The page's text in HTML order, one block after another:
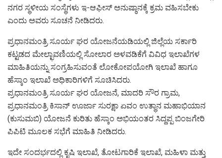
ನಗರ ಸ್ಥಳೀಯ ಸಂಸ್ಥೆಗಳು ಇ-ಆಫೀಸ್ ಅನುಷ್ಠಾನಕ್ಕೆ ಕ್ರಮ ವಹಿಸಬೇಕು
ಎಂದು ಅವರು ಸೂಚನೆ ನೀಡಿದರು.
ಪ್ರಧಾನಮಂತ್ರಿ ಸೂರ್ಯ ಘರ ಯೋಜನೆಯಡಿಯಲ್ಲಿ ಜಿಲ್ಲೆಯ ಸರ್ಕಾರಿ
ಕಟ್ಟಡದ ಮೇಲ್ಛಾವಣಿಯಲ್ಲಿ ಸೋಲಾರ ಅಳವಡಿಕೆಗೆ ವಿವಿಧ ಇಲಾಖೆಗಳ
ಮಾಹಿತಿಯನ್ನು ಸಂಗ್ರಹಿಸುವಂತೆ ಲೋಕೋಪಯೋಗಿ ಇಲಾಖೆ ಹಾಗೂ
ಹೆಸ್ಕಾಂ ಇಲಾಖೆ ಅಧಿಕಾರಿಗಳಿಗೆ ಸೂಚಿಸಿದರು.
ಪ್ರಧಾನಮಂತ್ರಿ ಸೂರ್ಯ ಘರ ಯೋಜನೆ, ಮಾದರಿ ಸೌರ ಗ್ರಾಮ,
ಪ್ರಧಾನಮಂತ್ರಿ ಕಿಸಾನ್ ಊರ್ಜಾ ಸುರಕ್ಷಾ ಏವಂ ಉತ್ಥಾನ ಮಹಾಭಿಯಾನ
(ಕುಸುಮಬಿ) ಯೋಜನೆ ಕುರಿತು ಹೆಸ್ಕಾಂ ಅಭಿಯಂತರ ಸಿದ್ದಪ್ಪ ಬಿಂಜಗೇರಿ
ಪಿಪಿಟಿ ಮೂಲಕ ಸಭೆಗೆ ಮಾಹಿತಿ ನೀಡಿದರು.
ಇದೇ ಸಂದರ್ಭದಲ್ಲಿ ಕೃಷಿ ಇಲಾಖೆ, ತೋಟಗಾರಿಕೆ ಇಲಾಖೆ, ಮಹಿಳಾ ಮತ್ತು